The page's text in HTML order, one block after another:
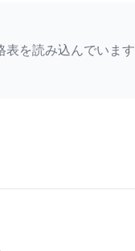
表を読み込んでいます